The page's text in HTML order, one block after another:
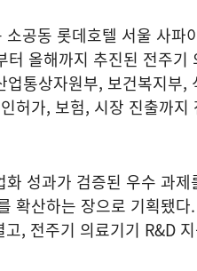
공동 롯데호텔 서울 사파
올해까지 추진된 전주기
통상자원부, 보건복지부,
허가, 보험, 시장 진출까지
성과가 검증된 우수 과제
확산하는 장으로 기획됐다
, 전주기 의료기기 R&D